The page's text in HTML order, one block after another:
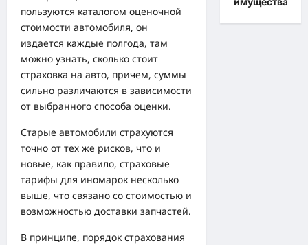
пользуются каталогом оценочной
стоимости автомобиля, он
издается каждые полгода, там
можно узнать, сколько стоит
страховка на авто, причем, суммы
сильно различаются в зависимости
от выбранного способа оценки.
Старые автомобили страхуются
точно от тех же рисков, что и
новые, как правило, страховые
тарифы для иномарок несколько
выше, что связано со стоимостью и
возможностью доставки запчастей.
В принципе, порядок страхования